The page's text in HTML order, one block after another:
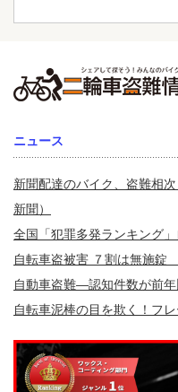
ニュース
新聞配達のバイク、盗難相
新聞）
全国「犯罪多発ランキング
自転車盗被害 ７割は無施錠
自動車盗難—認知件数が前
自転車泥棒の目を欺く！フ